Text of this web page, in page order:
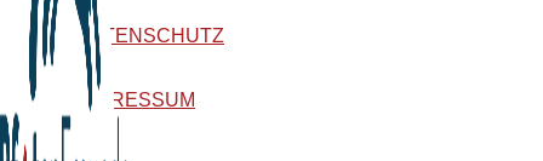
DATENSCHUTZ
IMPRESSUM